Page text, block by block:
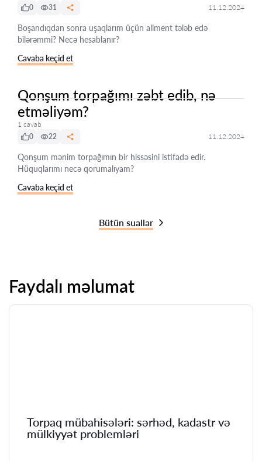
0
31 11.12.2024
Boşandıqdan sonra uşaqlarım üçün aliment tələb edə
bilərəmmi? Necə hesablanır?
Cavaba keçid et
Qonşum torpağımı zəbt edib, nə
etməliyəm?
1 cavab
0
22 11.12.2024
Qonşum mənim torpağımın bir hissəsini istifadə edir.
Hüquqlarımı necə qorumalıyam?
Cavaba keçid et
Bütün suallar
Faydalı məlumat
Torpaq mübahisələri: sərhəd, kadastr və
mülkiyyət problemləri